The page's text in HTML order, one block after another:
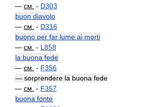
— см. - D303
buon diavolo
— см. - D316
buono per far lume ai morti
— см. - L858
la buona fede
— см. - F356
— sorprendere la buona fede
— см. - F357
buona fonte